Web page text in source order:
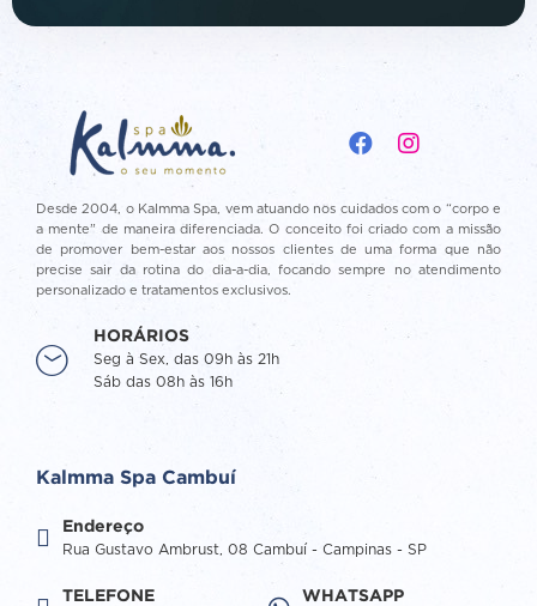
Desde 2004, o Kalmma Spa, vem atuando nos cuidados com o “corpo e
a mente” de maneira diferenciada. O conceito foi criado com a missão
de promover bem-estar aos nossos clientes de uma forma que não
precise sair da rotina do dia-a-dia, focando sempre no atendimento
personalizado e tratamentos exclusivos.
HORÁRIOS
Seg à Sex, das 09h às 21h
Sáb das 08h às 16h
Kalmma Spa Cambuí
Endereço
Rua Gustavo Ambrust, 08 Cambuí - Campinas - SP
TELEFONE WHATSAPP